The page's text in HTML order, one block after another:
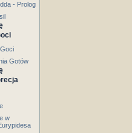
- Prolog
Gotów
w